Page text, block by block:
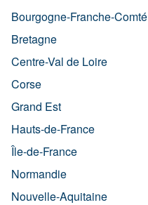
Bourgogne-Franche-Comté
Bretagne
Centre-Val de Loire
Corse
Grand Est
Hauts-de-France
Île-de-France
Normandie
Nouvelle-Aquitaine